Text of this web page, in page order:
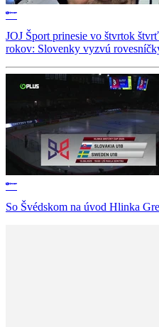
JOJ Šport prinesie vo štvrtok
rokov: Slovenky vyzvú
So Švédskom na úvod Hlinka